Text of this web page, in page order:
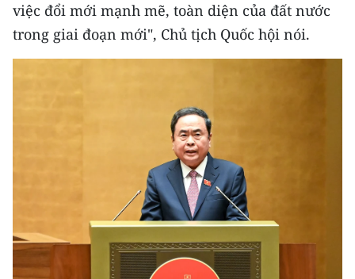
VỀ BÁO NHÂN DÂN
NHÂN DÂN CUỐI TUẦN
NHÂN DÂN HẰNG THÁNG
ĐỌC BÁO IN
việc đổi mới mạnh mẽ, toàn diện của đất nước
trong giai đoạn mới", Chủ tịch Quốc hội nói.